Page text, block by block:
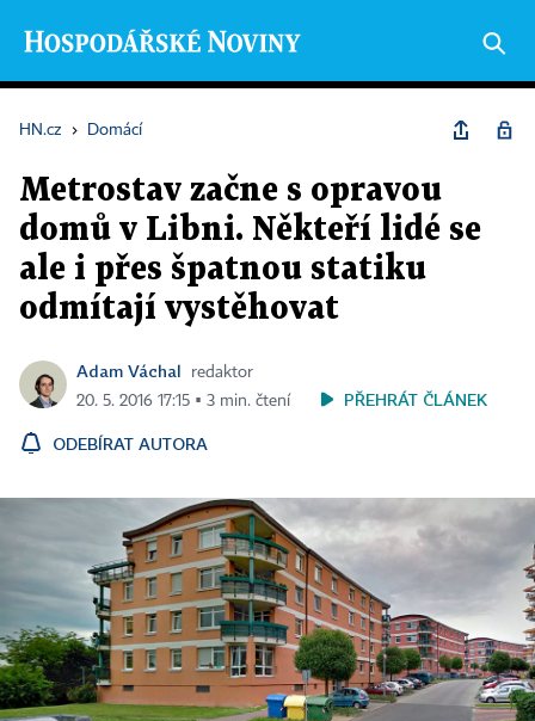
HN.cz › Domácí
Metrostav začne s opravou
domů v Libni. Někteří lidé se
ale i přes špatnou statiku
odmítají vystěhovat
Adam Váchal
redaktor
20. 5. 2016 17:15 ▪ 3 min. čtení
PŘEHRÁT ČLÁNEK
ODEBÍRAT AUTORA